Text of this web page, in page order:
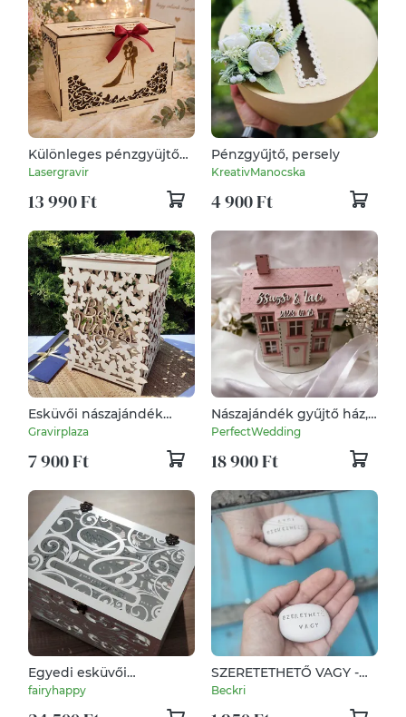
Különleges pénzgyüjtő
doboz esküvőre fából
Lasergravir
13 990 Ft
Pénzgyűjtő, persely
KreativManocska
4 900 Ft
Esküvői nászajándék
gyűjtő doboz
Gravirplaza
7 900 Ft
Nászajándék gyűjtő ház,
esküvői pénzgyűjtő ház,
névre szólóan, dátummal
PerfectWedding
18 900 Ft
Egyedi esküvői
pénzgyűjtő doboz
fairyhappy
SZERETETHETŐ VAGY -
Kerámia Varázskavics
Beckri